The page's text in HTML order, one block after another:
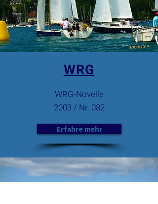
WRG
WRG-Novelle
2003 / Nr. 082
Erfahre mehr